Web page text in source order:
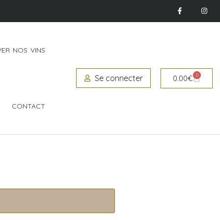
NOS VINS
CONTACT
Se connecter 0.00€ 0